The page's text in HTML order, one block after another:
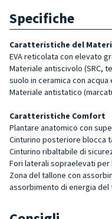
Specifiche
Caratteristiche del
EVA reticolata con elevato
Materiale antiscivolo (SRC,
suolo in ceramica con acqua
Materiale antistatico
Caratteristiche Comfort
Plantare anatomico con
Cinturino posteriore blocca
Cinturino ribaltabile di
Fori laterali sopraelevati per
Zona del tallone con
assorbimento di energia del